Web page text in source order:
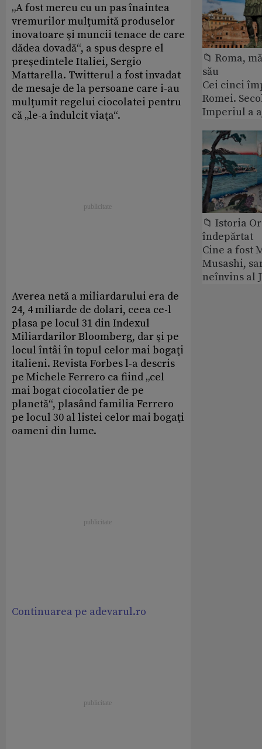
„A fost mereu cu un pas înaintea
vremurilor mulţumită produselor
inovatoare şi muncii tenace de care
dădea dovadă“, a spus despre el
preşedintele Italiei, Sergio
Mattarella. Twitterul a fost invadat
de mesaje de la persoane care i-au
mulţumit regelui ciocolatei pentru
că „le-a îndulcit viaţa“.
Averea netă a miliardarului era de
24, 4 miliarde de dolari, ceea ce-l
plasa pe locul 31 din Indexul
Miliardarilor Bloomberg, dar şi pe
locul întâi în topul celor mai bogaţi
italieni. Revista Forbes l-a descris
pe Michele Ferrero ca fiind „cel
mai bogat ciocolatier de pe
planetă“, plasând familia Ferrero
pe locul 30 al listei celor mai bogaţi
oameni din lume.
Continuarea pe adevarul.ro
📁 Roma,
său
Cei cinci
Romei.
Imperiul a
📁 Istoria
îndepărtat
Cine a fost
Musashi,
neînvins al